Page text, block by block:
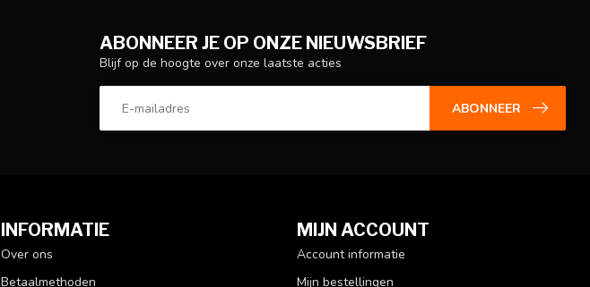
ABONNEER JE OP ONZE NIEUWSBRIEF
Blijf op de hoogte over onze laatste acties
ABONNEER
INFORMATIE
Over ons
Betaalmethoden
MIJN ACCOUNT
Account informatie
Mijn bestellingen